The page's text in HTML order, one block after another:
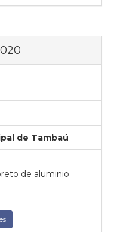
de Tambaú
de aluminio